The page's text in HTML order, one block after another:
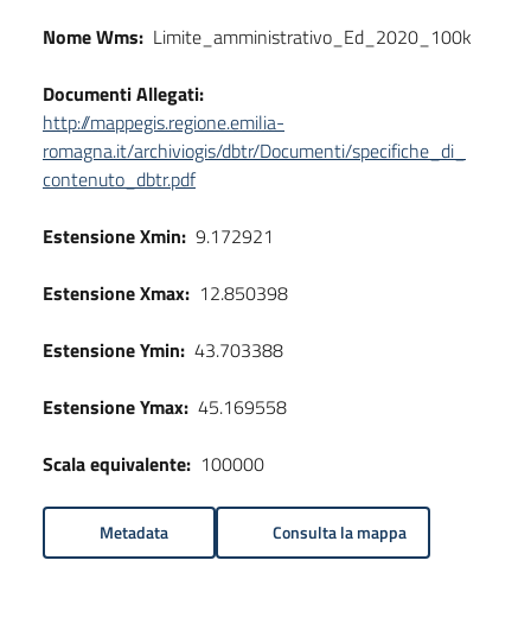
Nome Wms: Limite_amministrativo_Ed_2020_100k
Documenti Allegati:
http://mappegis.regione.emilia-
romagna.it/archiviogis/dbtr/Documenti/specifiche_di_
contenuto_dbtr.pdf
Estensione Xmin: 9.172921
Estensione Xmax: 12.850398
Estensione Ymin: 43.703388
Estensione Ymax: 45.169558
Scala equivalente: 100000
Metadata Consulta la mappa